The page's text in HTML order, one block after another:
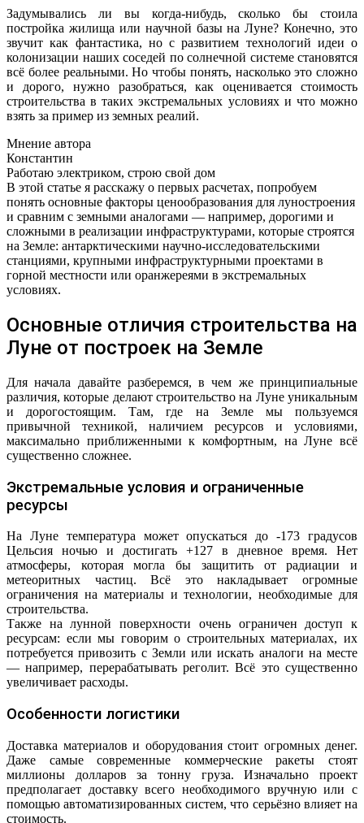
Задумывались ли вы когда-нибудь, сколько бы стоила
постройка жилища или научной базы на Луне? Конечно, это
звучит как фантастика, но с развитием технологий идеи о
колонизации наших соседей по солнечной системе становятся
всё более реальными. Но чтобы понять, насколько это сложно
и дорого, нужно разобраться, как оценивается стоимость
строительства в таких экстремальных условиях и что можно
взять за пример из земных реалий.
Мнение автора
Константин
Работаю электриком, строю свой дом
В этой статье я расскажу о первых расчетах, попробуем
понять основные факторы ценообразования для луностроения
и сравним с земными аналогами — например, дорогими и
сложными в реализации инфраструктурами, которые строятся
на Земле: антарктическими научно-исследовательскими
станциями, крупными инфраструктурными проектами в
горной местности или оранжереями в экстремальных
условиях.
Основные отличия строительства на
Луне от построек на Земле
Для начала давайте разберемся, в чем же принципиальные
различия, которые делают строительство на Луне уникальным
и дорогостоящим. Там, где на Земле мы пользуемся
привычной техникой, наличием ресурсов и условиями,
максимально приближенными к комфортным, на Луне всё
существенно сложнее.
Экстремальные условия и ограниченные
ресурсы
На Луне температура может опускаться до -173 градусов
Цельсия ночью и достигать +127 в дневное время. Нет
атмосферы, которая могла бы защитить от радиации и
метеоритных частиц. Всё это накладывает огромные
ограничения на материалы и технологии, необходимые для
строительства.
Также на лунной поверхности очень ограничен доступ к
ресурсам: если мы говорим о строительных материалах, их
потребуется привозить с Земли или искать аналоги на месте
— например, перерабатывать реголит. Всё это существенно
увеличивает расходы.
Особенности логистики
Доставка материалов и оборудования стоит огромных денег.
Даже самые современные коммерческие ракеты стоят
миллионы долларов за тонну груза. Изначально проект
предполагает доставку всего необходимого вручную или с
помощью автоматизированных систем, что серьёзно влияет на
стоимость.